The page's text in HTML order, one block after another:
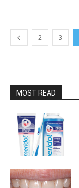
2 3
MOST READ